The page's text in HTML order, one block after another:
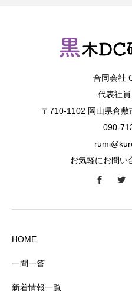
合同会社
代表社
〒710-1102 岡山県倉
090-
お気軽にお問い
HOME
一問一答
新着情報一覧